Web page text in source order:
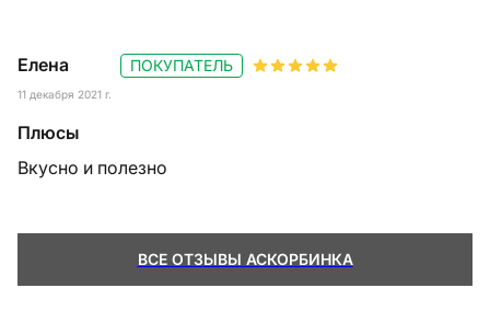
Елена
11 декабря 2021 г.
ПОКУПАТЕЛЬ
Плюсы
Вкусно и полезно
ВСЕ ОТЗЫВЫ АСКОРБИНКА